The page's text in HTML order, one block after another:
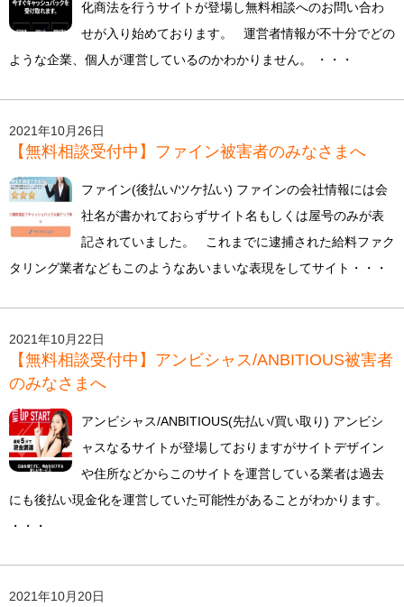
化商法を行うサイトが登場し無料相談へのお問い合わ
せが入り始めております。 運営者情報が不十分でどの
ような企業、個人が運営しているのかわかりません。 ・・・
2021年10月26日
【無料相談受付中】ファイン被害者のみなさまへ
ファイン(後払い/ツケ払い) ファインの会社情報には会
社名が書かれておらずサイト名もしくは屋号のみが表
記されていました。 これまでに逮捕された給料ファク
タリング業者などもこのようなあいまいな表現をしてサイト・・・
2021年10月22日
【無料相談受付中】アンビシャス/ANBITIOUS被害者
のみなさまへ
アンビシャス/ANBITIOUS(先払い/買い取り) アンビシ
ャスなるサイトが登場しておりますがサイトデザイン
や住所などからこのサイトを運営している業者は過去
にも後払い現金化を運営していた可能性があることがわかります。
・・・
2021年10月20日